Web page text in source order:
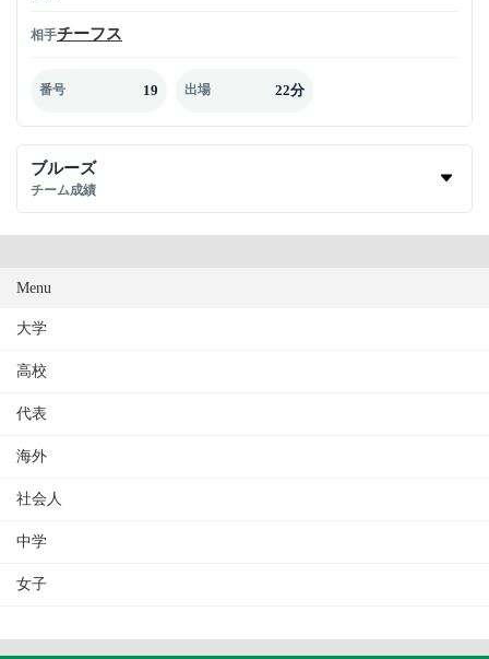
相手チーフス
番号 19 出場 22分
ブルーズ
チーム成績
Menu
大学
高校
代表
海外
社会人
中学
女子